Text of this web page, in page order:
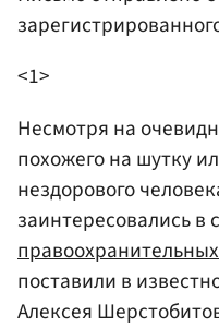
<1>
Несмотря на
похожего на шутку
нездорового
заинтересовались в
поставили в
Алексея